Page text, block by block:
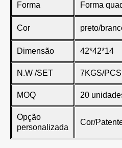
Forma Forma
Cor preto/
Dimensão 42*42*14
N.W /SET 7KGS/PCS
MOQ 20
Opção
personalizada
Cor/